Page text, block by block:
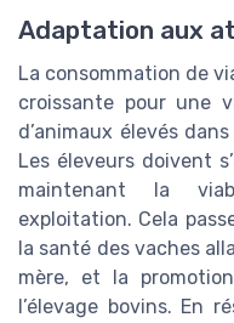
Adaptation aux
La consommation de
croissante pour une
d’animaux élevés
Les éleveurs doivent
maintenant la
exploitation. Cela
la santé des vaches
mère, et la
l’élevage bovins. En